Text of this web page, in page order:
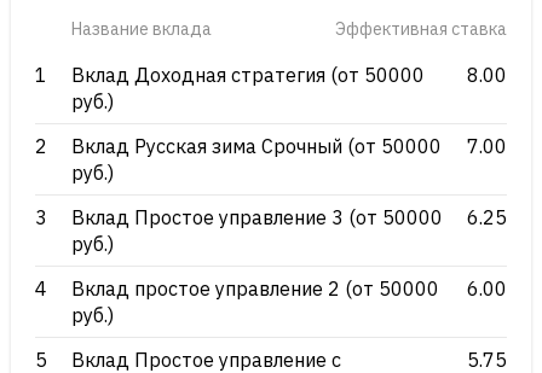
Название вклада Эффективная ставка
1
Вклад Доходная стратегия (от 50000
руб.)
8.00
2
Вклад Русская зима Срочный (от 50000
руб.)
7.00
3
Вклад Простое управление 3 (от 50000
руб.)
6.25
4
Вклад простое управление 2 (от 50000
руб.)
6.00
5
Вклад Простое управление с
5.75